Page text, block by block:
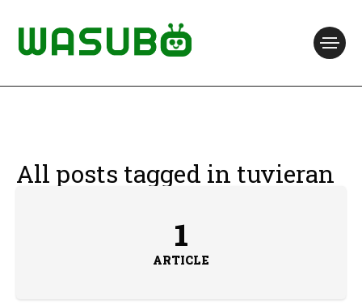
All posts tagged in tuvieran
1
ARTICLE